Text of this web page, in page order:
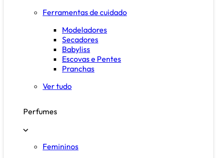
Ferramentas de cuidado
Modeladores
Secadores
Babyliss
Escovas e Pentes
Pranchas
Ver tudo
Perfumes
Femininos